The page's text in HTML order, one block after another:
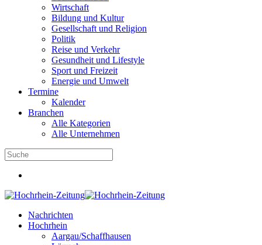
Wirtschaft
Bildung und Kultur
Gesellschaft und Religion
Politik
Reise und Verkehr
Gesundheit und Lifestyle
Sport und Freizeit
Energie und Umwelt
Termine
Kalender
Branchen
Alle Kategorien
Alle Unternehmen
Nachrichten
Hochrhein
Aargau/Schaffhausen